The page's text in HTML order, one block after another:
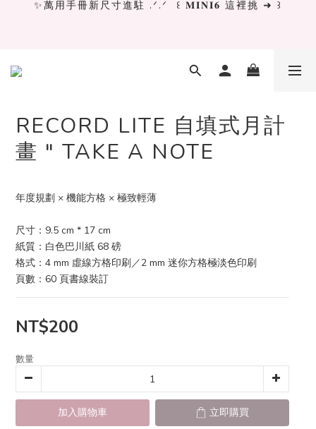
✨萬用手冊新尺寸進駐 .ᐟ.ᐟ  ꒰ 𝐌𝐈𝐍𝐈𝟔 這裡挑 ➜ ꒱
RECORD LITE 自填式月計
畫 " TAKE A NOTE
年度規劃 × 機能方格 × 極致輕薄
尺寸：9.5 cm * 17 cm
紙質：白色巴川紙 68 磅
格式：4 mm 虛線方格印刷／2 mm 迷你方格極淡色印刷
頁數：60 頁書線裝訂
NT$200
數量
加入購物車 立即購買